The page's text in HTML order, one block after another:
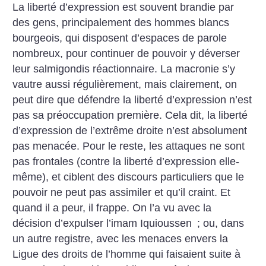
La liberté d’expression est souvent brandie par
des gens, principalement des hommes blancs
bourgeois, qui disposent d’espaces de parole
nombreux, pour continuer de pouvoir y déverser
leur salmigondis réactionnaire. La macronie s’y
vautre aussi régulièrement, mais clairement, on
peut dire que défendre la liberté d’expression n’est
pas sa préoccupation première. Cela dit, la liberté
d’expression de l’extrême droite n’est absolument
pas menacée. Pour le reste, les attaques ne sont
pas frontales (contre la liberté d’expression elle-
même), et ciblent des discours particuliers que le
pouvoir ne peut pas assimiler et qu’il craint. Et
quand il a peur, il frappe. On l’a vu avec la
décision d’expulser l’imam Iquioussen ; ou, dans
un autre registre, avec les menaces envers la
Ligue des droits de l’homme qui faisaient suite à